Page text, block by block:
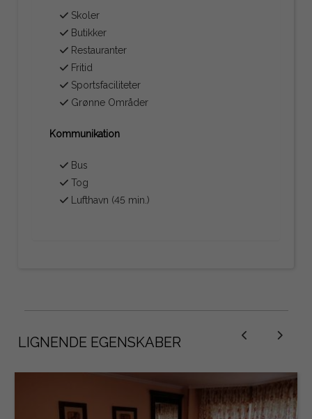
Skoler
Butikker
Restauranter
Fritid
Sportsfaciliteter
Grønne Områder
Kommunikation
Bus
Tog
Lufthavn (45 min.)
LIGNENDE EGENSKABER